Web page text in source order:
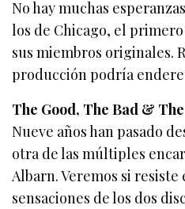
No hay muchas
los de Chicago, el
sus miembros originales.
producción podría
The Good, The Bad &
Nueve años han pasado
otra de las múltiples
Albarn. Veremos si resiste
sensaciones de los dos